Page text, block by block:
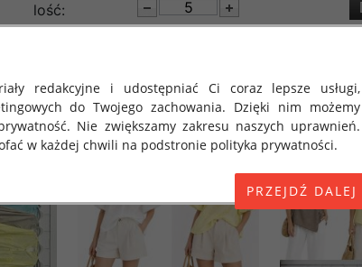
lość:
redakcyjne i udostępniać Ci coraz lepsze usługi,
do Twojego zachowania. Dzięki nim możemy
Nie zwiększamy zakresu naszych uprawnień.
w każdej chwili na podstronie polityka prywatności.
Europejskiego i Rady (UE) 2016/679 z dnia 27
z przetwarzaniem danych osobowych i w sprawie
95/46/WE (określane jako "RODO", "ORODO",
W związku z tym chcielibyśmy poinformować Cię o
odbywa się to po dniu 25 maja 2018 roku. Poniżej